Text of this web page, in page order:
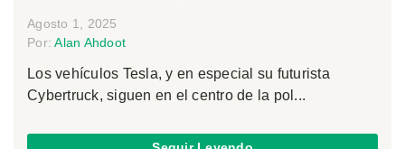
Agosto 1, 2025
Por:Alan Ahdoot
Los vehículos Tesla, y en especial su futurista
Cybertruck, siguen en el centro de la pol...